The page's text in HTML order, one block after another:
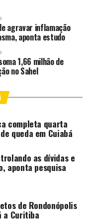
das teses deverá
2028, enquanto as
de novembro de
tem duração
meses, sem
o doutorado tem se
e pela troca
do sistema
que o programa
da atuação
de
interinstitucional
acadêmico, uma
refletirá na
agravar inflamação
aponta estudo
1,66 milhão de
no Sahel
completa quarta
queda em Cuiabá
as dívidas e
aponta pesquisa
de Rondonópolis
a Curitiba